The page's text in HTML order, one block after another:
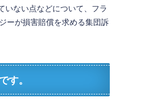
いない点などについて、フラ
ーが損害賠償を求める集団訴
す。